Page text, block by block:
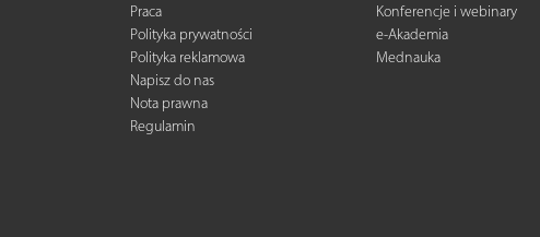
Praca
Polityka prywatności
Polityka reklamowa
Napisz do nas
Nota prawna
Regulamin
Konferencje i webinary
e-Akademia
Mednauka